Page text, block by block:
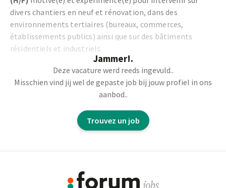
divers chantiers en neuf et rénovation, dans des
environnements tertiaires (bureaux, commerces,
établissements publics) ainsi que sur des bâtiments
résidentiels et industriels.
Missions principales
Installation, raccordement et mise en service des
équipements électriques
Lecture et interprétation de plans et schémas
Réalisation de diagnostics et dépannage des
installations électriques
Jammer!.
Deze vacature werd reeds ingevuld..
Misschien vind jij wel de gepaste job bij jouw profiel in ons
aanbod..
Trouvez un job